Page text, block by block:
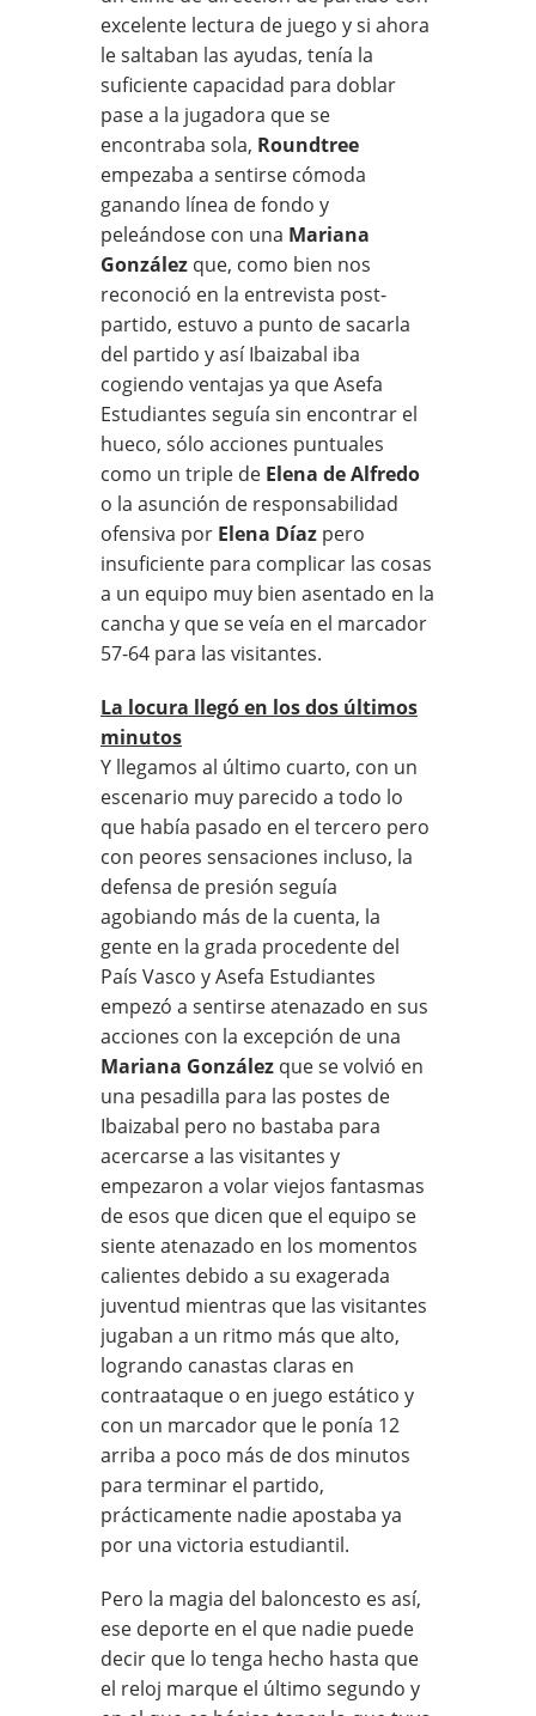
excelente lectura de juego y si ahora
le saltaban las ayudas, tenía la
suficiente capacidad para doblar
pase a la jugadora que se
encontraba sola, Roundtree
empezaba a sentirse cómoda
ganando línea de fondo y
peleándose con una Mariana
González que, como bien nos
reconoció en la entrevista post-
partido, estuvo a punto de sacarla
del partido y así Ibaizabal iba
cogiendo ventajas ya que Asefa
Estudiantes seguía sin encontrar el
hueco, sólo acciones puntuales
como un triple de Elena de Alfredo
o la asunción de responsabilidad
ofensiva por Elena Díaz pero
insuficiente para complicar las cosas
a un equipo muy bien asentado en la
cancha y que se veía en el marcador
57-64 para las visitantes.
La locura llegó en los dos últimos
minutos
Y llegamos al último cuarto, con un
escenario muy parecido a todo lo
que había pasado en el tercero pero
con peores sensaciones incluso, la
defensa de presión seguía
agobiando más de la cuenta, la
gente en la grada procedente del
País Vasco y Asefa Estudiantes
empezó a sentirse atenazado en sus
acciones con la excepción de una
Mariana González que se volvió en
una pesadilla para las postes de
Ibaizabal pero no bastaba para
acercarse a las visitantes y
empezaron a volar viejos fantasmas
de esos que dicen que el equipo se
siente atenazado en los momentos
calientes debido a su exagerada
juventud mientras que las visitantes
jugaban a un ritmo más que alto,
logrando canastas claras en
contraataque o en juego estático y
con un marcador que le ponía 12
arriba a poco más de dos minutos
para terminar el partido,
prácticamente nadie apostaba ya
por una victoria estudiantil.
Pero la magia del baloncesto es así,
ese deporte en el que nadie puede
decir que lo tenga hecho hasta que
el reloj marque el último segundo y